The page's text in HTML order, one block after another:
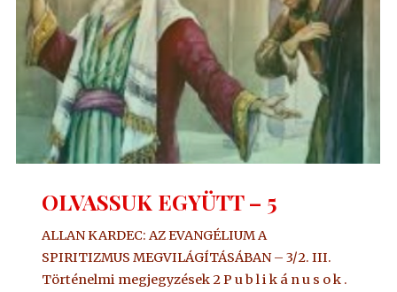
OLVASSUK EGYÜTT – 5
ALLAN KARDEC: AZ EVANGÉLIUM A
SPIRITIZMUS MEGVILÁGÍTÁSÁBAN – 3/2. III.
Történelmi megjegyzések 2 P u b l i k á n u s o k .